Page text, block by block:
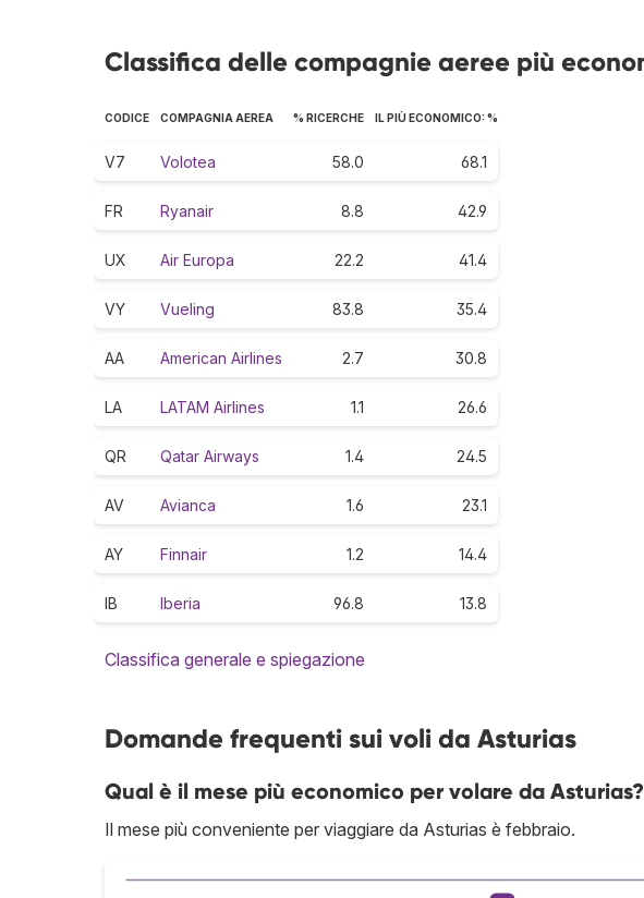
Classifica delle compagnie aeree più
CODICE COMPAGNIA AEREA % RICERCHE IL PIÙ ECONOMICO: %
V7 Volotea 58.0 68.1
FR Ryanair 8.8 42.9
UX Air Europa 22.2 41.4
VY Vueling 83.8 35.4
AA American Airlines 2.7 30.8
LA LATAM Airlines 1.1 26.6
QR Qatar Airways 1.4 24.5
AV Avianca 1.6 23.1
AY Finnair 1.2 14.4
IB Iberia 96.8 13.8
Classifica generale e spiegazione
Domande frequenti sui voli da Asturias
Qual è il mese più economico per volare da Asturias?
Il mese più conveniente per viaggiare da Asturias è febbraio.